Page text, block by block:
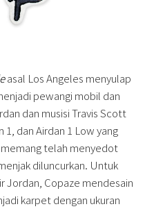
asal Los Angeles menyulap
pewangi mobil dan
dan musisi Travis Scott
1, dan Airdan 1 Low yang
telah menyedot
diluncurkan. Untuk
Jordan, Copaze mendesain
karpet dengan ukuran